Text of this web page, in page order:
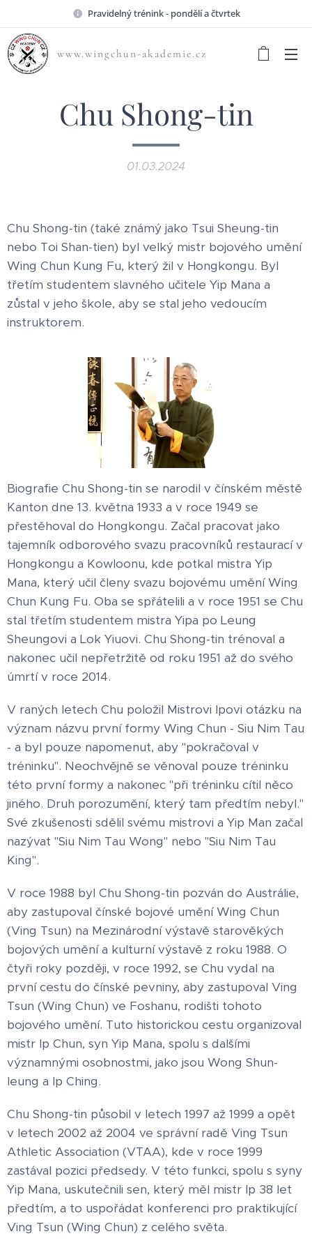
Pravidelný trénink - pondělí a čtvrtek
www.wingchun-akademie.cz
Chu Shong-tin
01.03.2024
Chu Shong-tin (také známý jako Tsui Sheung-tin
nebo Toi Shan-tien) byl velký mistr bojového umění
Wing Chun Kung Fu, který žil v Hongkongu. Byl
třetím studentem slavného učitele Yip Mana a
zůstal v jeho škole, aby se stal jeho vedoucím
instruktorem.
Biografie Chu Shong-tin se narodil v čínském městě
Kanton dne 13. května 1933 a v roce 1949 se
přestěhoval do Hongkongu. Začal pracovat jako
tajemník odborového svazu pracovníků restaurací v
Hongkongu a Kowloonu, kde potkal mistra Yip
Mana, který učil členy svazu bojovému umění Wing
Chun Kung Fu. Oba se spřátelili a v roce 1951 se Chu
stal třetím studentem mistra Yipa po Leung
Sheungovi a Lok Yiuovi. Chu Shong-tin trénoval a
nakonec učil nepřetržitě od roku 1951 až do svého
úmrtí v roce 2014.
V raných letech Chu položil Mistrovi Ipovi otázku na
význam názvu první formy Wing Chun - Siu Nim Tau
- a byl pouze napomenut, aby "pokračoval v
tréninku". Neochvějně se věnoval pouze tréninku
této první formy a nakonec "při tréninku cítil něco
jiného. Druh porozumění, který tam předtím nebyl."
Své zkušenosti sdělil svému mistrovi a Yip Man začal
nazývat "Siu Nim Tau Wong" nebo "Siu Nim Tau
King".
V roce 1988 byl Chu Shong-tin pozván do Austrálie,
aby zastupoval čínské bojové umění Wing Chun
(Ving Tsun) na Mezinárodní výstavě starověkých
bojových umění a kulturní výstavě z roku 1988. O
čtyři roky později, v roce 1992, se Chu vydal na
první cestu do čínské pevniny, aby zastupoval Ving
Tsun (Wing Chun) ve Foshanu, rodišti tohoto
bojového umění. Tuto historickou cestu organizoval
mistr Ip Chun, syn Yip Mana, spolu s dalšími
významnými osobnostmi, jako jsou Wong Shun-
leung a Ip Ching.
Chu Shong-tin působil v letech 1997 až 1999 a opět
v letech 2002 až 2004 ve správní radě Ving Tsun
Athletic Association (VTAA), kde v roce 1999
zastával pozici předsedy. V této funkci, spolu s syny
Yip Mana, uskutečnili sen, který měl mistr Ip 38 let
předtím, a to uspořádat konferenci pro praktikující
Ving Tsun (Wing Chun) z celého světa.